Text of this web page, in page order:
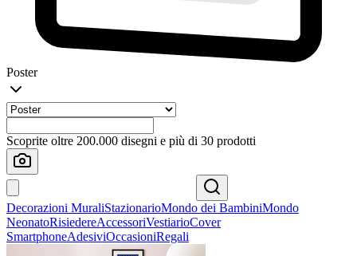
Poster
Scoprite oltre 200.000 disegni e più di 30 prodotti
Decorazioni MuraliStazionarioMondo dei BambiniMondo
NeonatoRisiedereAccessoriVestiarioCover
SmartphoneAdesiviOccasioniRegali